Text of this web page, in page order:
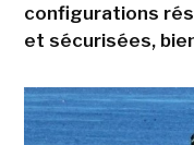
configurations
et sécurisées,